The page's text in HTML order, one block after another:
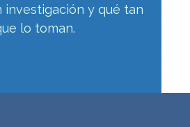
investigación y qué tan
lo toman.